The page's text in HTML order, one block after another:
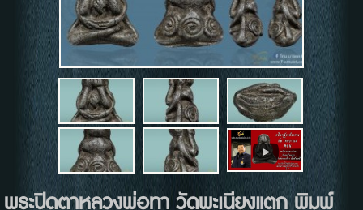
พระปิดตาหลวงพ่อทา วัดพะเนียงแตก พิมพ์